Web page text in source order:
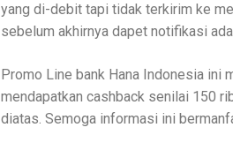
yang di-debit tapi tidak terkirim ke
sebelum akhirnya dapet notifikasi
Promo Line bank Hana Indonesia ini
mendapatkan cashback senilai 150
diatas. Semoga informasi ini